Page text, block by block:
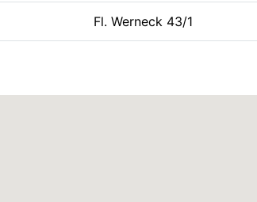
Fl. Werneck 43/1